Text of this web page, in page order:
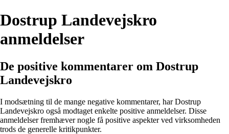
Dostrup Landevejskro
anmeldelser
De positive kommentarer om Dostrup
Landevejskro
I modsætning til de mange negative kommentarer, har Dostrup
Landevejskro også modtaget enkelte positive anmeldelser. Disse
anmeldelser fremhæver nogle få positive aspekter ved virksomheden
trods de generelle kritikpunkter.